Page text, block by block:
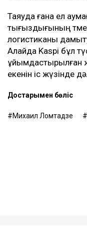
Таяуда ғана ел
тығыздығының
логистиканы
Алайда Kaspi бұл
ұйымдастырылған
екенін іс жүзінде
Достарыңмен бөліс
Михаил Ломтадзе